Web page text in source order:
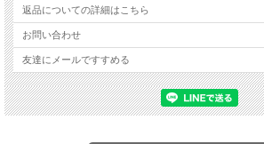
返品についての詳細はこちら
お問い合わせ
友達にメールですすめる